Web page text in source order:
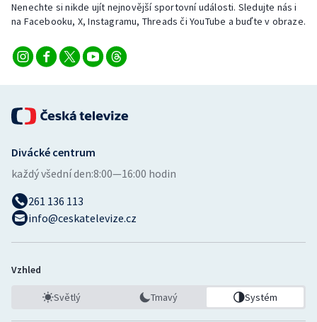
Nenechte si nikde ujít nejnovější sportovní události. Sledujte nás i
na Facebooku, X, Instagramu, Threads či YouTube a buďte v obraze.
Divácké centrum
každý všední den:8:00—16:00 hodin
261 136 113
info@ceskatelevize.cz
Vzhled
Světlý Tmavý Systém